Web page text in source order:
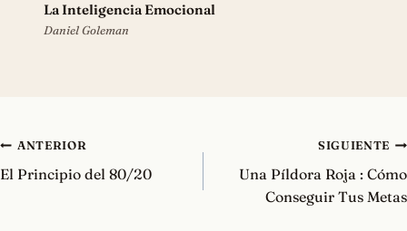
La Inteligencia Emocional
Daniel Goleman
Navegación
de
ANTERIOR
El Principio del 80/20
SIGUIENTE
Una Píldora Roja : Cómo
Conseguir Tus Metas